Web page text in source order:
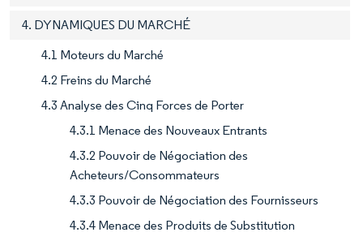
4. DYNAMIQUES DU MARCHÉ
4.1 Moteurs du Marché
4.2 Freins du Marché
4.3 Analyse des Cinq Forces de Porter
4.3.1 Menace des Nouveaux Entrants
4.3.2 Pouvoir de Négociation des
Acheteurs/Consommateurs
4.3.3 Pouvoir de Négociation des Fournisseurs
4.3.4 Menace des Produits de Substitution